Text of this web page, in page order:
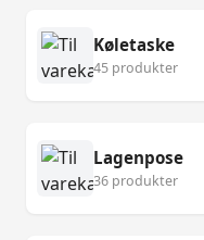
Køletaske
45 produkter
Lagenpose
36 produkter